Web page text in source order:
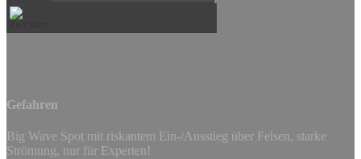
Gefahren
Big Wave Spot mit riskantem Ein-/Ausstieg über Felsen, starke
Strömung, nur für Experten!